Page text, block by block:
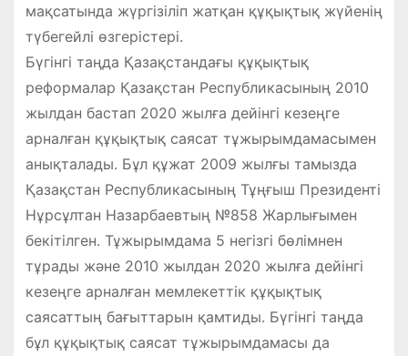
мақсатында жүргізіліп жатқан құқықтық жүйенің
түбегейлі өзгерістері.
Бүгінгі таңда Қазақстандағы құқықтық
реформалар Қазақстан Республикасының 2010
жылдан бастап 2020 жылға дейінгі кезеңге
арналған құқықтық саясат тұжырымдамасымен
анықталады. Бұл құжат 2009 жылғы тамызда
Қазақстан Республикасының Тұңғыш Президенті
Нұрсұлтан Назарбаевтың №858 Жарлығымен
бекітілген. Тұжырымдама 5 негізгі бөлімнен
тұрады және 2010 жылдан 2020 жылға дейінгі
кезеңге арналған мемлекеттік құқықтық
саясаттың бағыттарын қамтиды. Бүгінгі таңда
бұл құқықтық саясат тұжырымдамасы да